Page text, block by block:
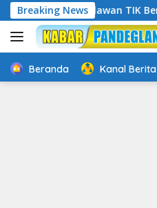
Langsung
ke
konten
Breaking News
Relawan TIK Bergerak
Beranda Kanal Berita